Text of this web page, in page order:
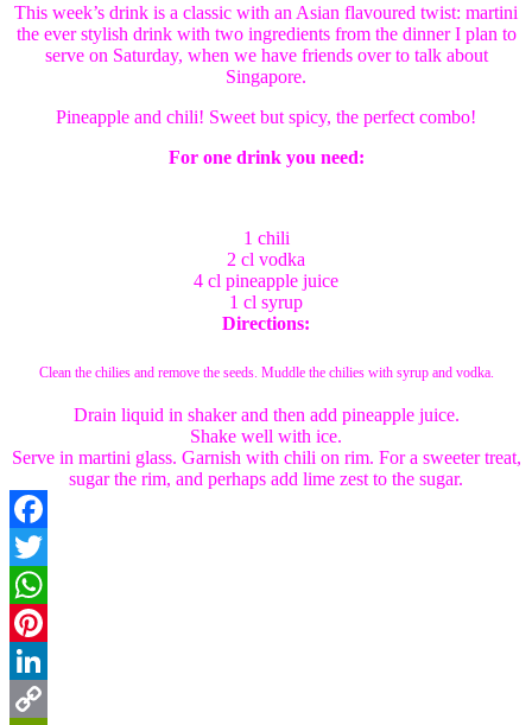
This week’s drink is a classic with an Asian flavoured twist: martini
the ever stylish drink with two ingredients from the dinner I plan to
serve on Saturday, when we have friends over to talk about
Singapore.
Pineapple and chili! Sweet but spicy, the perfect combo!
For one drink you need:
1 chili
2 cl vodka
4 cl pineapple juice
1 cl syrup
Directions:
Clean the chilies and remove the seeds. Muddle the chilies with syrup and vodka.
Drain liquid in shaker and then add pineapple juice.
Shake well with ice.
Serve in martini glass. Garnish with chili on rim. For a sweeter treat,
sugar the rim, and perhaps add lime zest to the sugar.
Facebook
Twitter
WhatsApp
Pinterest
LinkedIn